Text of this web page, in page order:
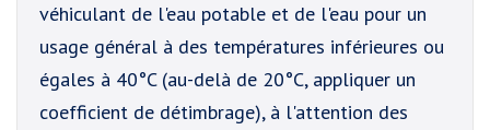
véhiculant de l'eau potable et de l'eau pour un
usage général à des températures inférieures ou
égales à 40°C (au-delà de 20°C, appliquer un
coefficient de détimbrage), à l'attention des